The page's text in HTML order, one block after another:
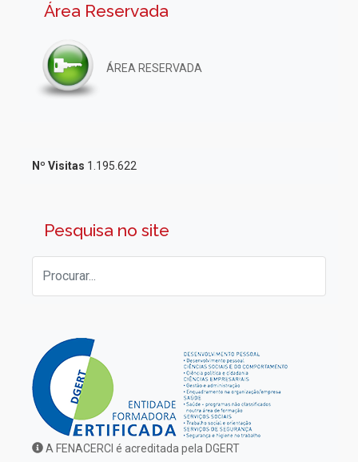
Área Reservada
ÁREA RESERVADA
Nº Visitas 1.195.622
Pesquisa no site
A FENACERCI é acreditada pela DGERT